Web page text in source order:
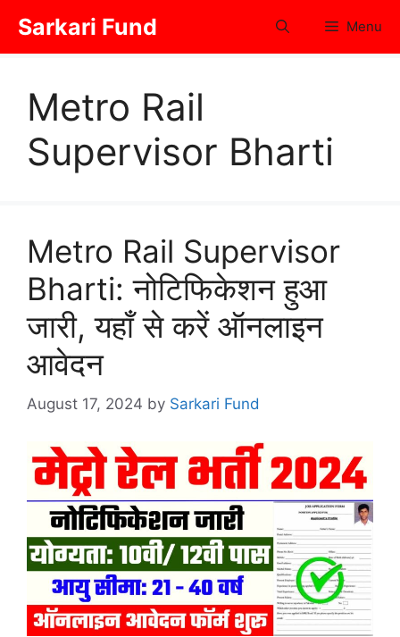
content
Sarkari Fund Menu
Metro Rail
Supervisor Bharti
Metro Rail Supervisor
Bharti: नोटिफिकेशन हुआ
जारी, यहाँ से करें ऑनलाइन
आवेदन
August 17, 2024 by Sarkari Fund